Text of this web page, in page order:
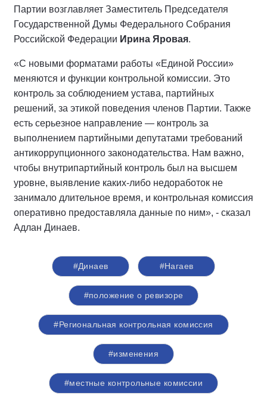
Партии возглавляет Заместитель Председателя
Государственной Думы Федерального Собрания
Российской Федерации Ирина Яровая.
«С новыми форматами работы «Единой России»
меняются и функции контрольной комиссии. Это
контроль за соблюдением устава, партийных
решений, за этикой поведения членов Партии. Также
есть серьезное направление — контроль за
выполнением партийными депутатами требований
антикоррупционного законодательства. Нам важно,
чтобы внутрипартийный контроль был на высшем
уровне, выявление каких-либо недоработок не
занимало длительное время, и контрольная комиссия
оперативно предоставляла данные по ним», - сказал
Адлан Динаев.
#Динаев #Нагаев
#положение о ревизоре
#Региональная контрольная комиссия
#изменения
#местные контрольные комиссии